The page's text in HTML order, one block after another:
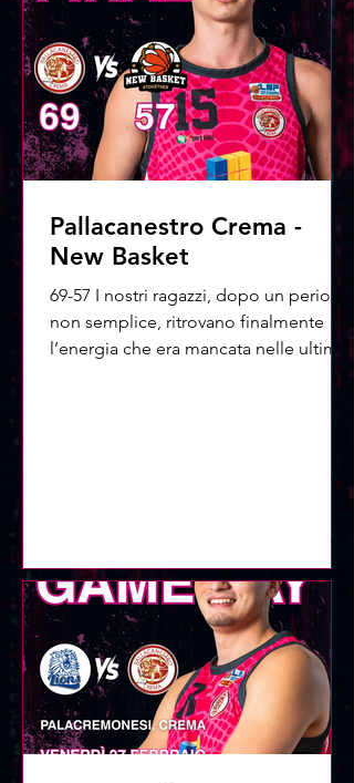
Pallacanestro Crema -
New Basket
69-57 I nostri ragazzi, dopo un periodo
non semplice, ritrovano finalmente
l’energia che era mancata nelle ultime
contro la capolista Orgogliosi di voi.
Questa è la strada